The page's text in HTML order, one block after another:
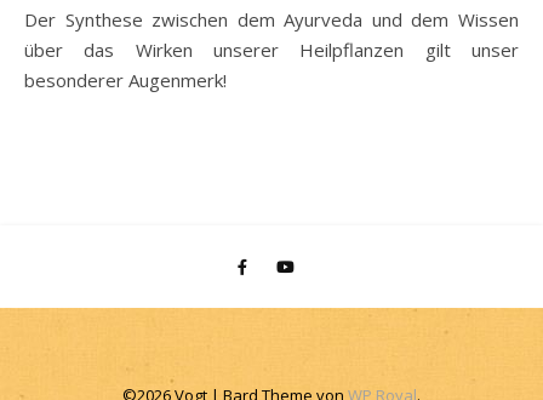
Der Synthese zwischen dem Ayurveda und dem Wissen
über das Wirken unserer Heilpflanzen gilt unser
besonderer Augenmerk!
©2026 Vogt | Bard Theme von WP Royal.